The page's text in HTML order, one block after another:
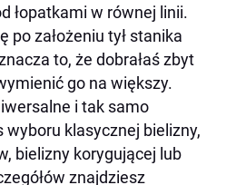
łopatkami w równej linii.
po założeniu tył stanika
to, że dobrałaś zbyt
go na większy.
i tak samo
wyboru klasycznej bielizny,
bielizny korygującej lub
znajdziesz